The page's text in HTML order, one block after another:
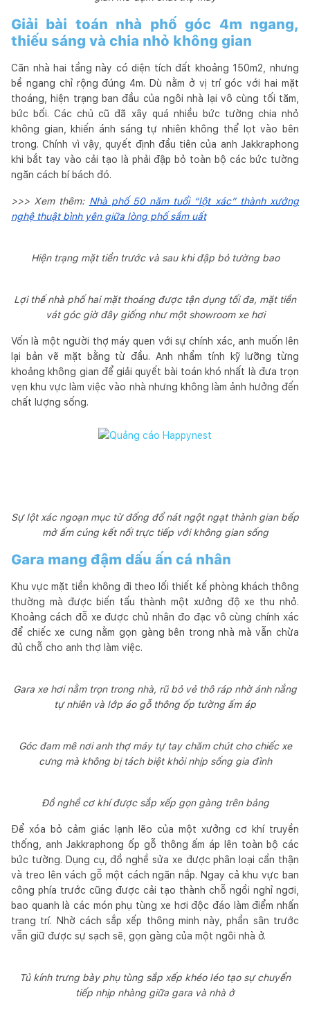
Giải bài toán nhà phố góc 4m ngang,
thiếu sáng và chia nhỏ không gian
Căn nhà hai tầng này có diện tích đất khoảng 150m2, nhưng
bề ngang chỉ rộng đúng 4m. Dù nằm ở vị trí góc với hai mặt
thoáng, hiện trạng ban đầu của ngôi nhà lại vô cùng tối tăm,
bức bối. Các chủ cũ đã xây quá nhiều bức tường chia nhỏ
không gian, khiến ánh sáng tự nhiên không thể lọt vào bên
trong. Chính vì vậy, quyết định đầu tiên của anh Jakkraphong
khi bắt tay vào cải tạo là phải đập bỏ toàn bộ các bức tường
ngăn cách bí bách đó.
>>> Xem thêm: Nhà phố 50 năm tuổi “lột xác” thành xưởng
nghệ thuật bình yên giữa lòng phố sầm uất
Hiện trạng mặt tiền trước và sau khi đập bỏ tường bao
Lợi thế nhà phố hai mặt thoáng được tận dụng tối đa, mặt tiền
vát góc giờ đây giống như một showroom xe hơi
Vốn là một người thợ máy quen với sự chính xác, anh muốn lên
lại bản vẽ mặt bằng từ đầu. Anh nhẩm tính kỹ lưỡng từng
khoảng không gian để giải quyết bài toán khó nhất là đưa trọn
vẹn khu vực làm việc vào nhà nhưng không làm ảnh hưởng đến
chất lượng sống.
Sự lột xác ngoạn mục từ đống đổ nát ngột ngạt thành gian bếp
mở ấm cúng kết nối trực tiếp với không gian sống
Gara mang đậm dấu ấn cá nhân
Khu vực mặt tiền không đi theo lối thiết kế phòng khách thông
thường mà được biến tấu thành một xưởng độ xe thu nhỏ.
Khoảng cách đỗ xe được chủ nhân đo đạc vô cùng chính xác
để chiếc xe cưng nằm gọn gàng bên trong nhà mà vẫn chừa
đủ chỗ cho anh thợ làm việc.
Gara xe hơi nằm trọn trong nhà, rũ bỏ vẻ thô ráp nhờ ánh nắng
tự nhiên và lớp áo gỗ thông ốp tường ấm áp
Góc đam mê nơi anh thợ máy tự tay chăm chút cho chiếc xe
cưng mà không bị tách biệt khỏi nhịp sống gia đình
Đồ nghề cơ khí được sắp xếp gọn gàng trên bảng
Để xóa bỏ cảm giác lạnh lẽo của một xưởng cơ khí truyền
thống, anh Jakkraphong ốp gỗ thông ấm áp lên toàn bộ các
bức tường. Dụng cụ, đồ nghề sửa xe được phân loại cẩn thận
và treo lên vách gỗ một cách ngăn nắp. Ngay cả khu vực ban
công phía trước cũng được cải tạo thành chỗ ngồi nghỉ ngơi,
bao quanh là các món phụ tùng xe hơi độc đáo làm điểm nhấn
trang trí. Nhờ cách sắp xếp thông minh này, phần sân trước
vẫn giữ được sự sạch sẽ, gọn gàng của một ngôi nhà ở.
Tủ kính trưng bày phụ tùng sắp xếp khéo léo tạo sự chuyển
tiếp nhịp nhàng giữa gara và nhà ở